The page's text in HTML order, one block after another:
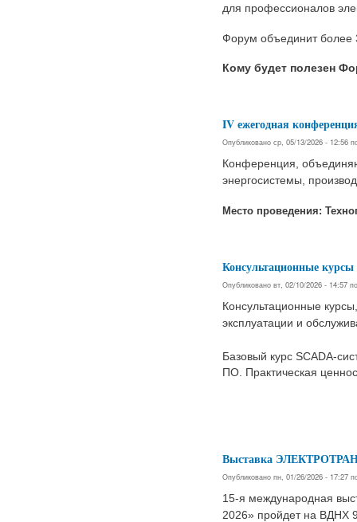
для профессионалов
Форум объединит более
Кому будет полезен
IV ежегодная
Опубликовано ср, 05/13/2026 - 12:56
Конференция,
энергосистемы,
​Место проведения:
Консультационные
Опубликовано вт, 02/10/2026 - 14:57
Консультационные
эксплуатации и
Базовый курс SCADA-
ПО. Практическая
Выставка
Опубликовано пн, 01/26/2026 - 17:27
15-я международная
2026» пройдет на ВДНХ